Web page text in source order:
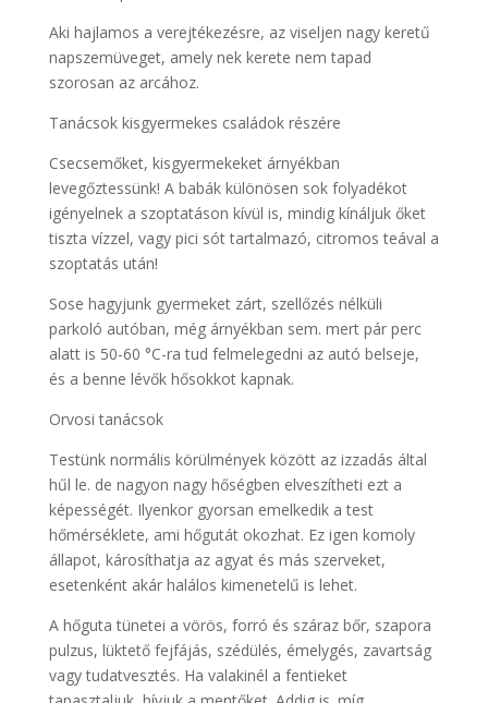
Aki hajlamos a verejtékezésre, az viseljen nagy keretű
napszemüveget, amely nek kerete nem tapad
szorosan az arcához.
Tanácsok kisgyermekes családok részére
Csecsemőket, kisgyermekeket árnyékban
levegőztessünk! A babák különösen sok folyadékot
igényelnek a szoptatáson kívül is, mindig kínáljuk őket
tiszta vízzel, vagy pici sót tartalmazó, citromos teával a
szoptatás után!
Sose hagyjunk gyermeket zárt, szellőzés nélküli
parkoló autóban, még árnyékban sem. mert pár perc
alatt is 50-60 °C-ra tud felmelegedni az autó belseje,
és a benne lévők hősokkot kapnak.
Orvosi tanácsok
Testünk normális körülmények között az izzadás által
hűl le. de nagyon nagy hőségben elveszítheti ezt a
képességét. Ilyenkor gyorsan emelkedik a test
hőmérséklete, ami hőgutát okozhat. Ez igen komoly
állapot, károsíthatja az agyat és más szerveket,
esetenként akár halálos kimenetelű is lehet.
A hőguta tünetei a vörös, forró és száraz bőr, szapora
pulzus, lüktető fejfájás, szédülés, émelygés, zavartság
vagy tudatvesztés. Ha valakinél a fentieket